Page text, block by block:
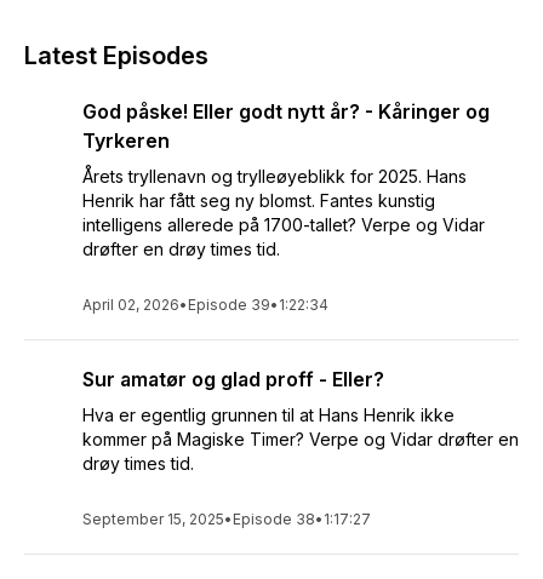
Latest Episodes
God påske! Eller godt nytt år? - Kåringer og
Tyrkeren
Årets tryllenavn og trylleøyeblikk for 2025. Hans
Henrik har fått seg ny blomst. Fantes kunstig
intelligens allerede på 1700-tallet? Verpe og Vidar
drøfter en drøy times tid.
April 02, 2026• Episode 39• 1:22:34
Sur amatør og glad proff - Eller?
Hva er egentlig grunnen til at Hans Henrik ikke
kommer på Magiske Timer? Verpe og Vidar drøfter en
drøy times tid.
September 15, 2025• Episode 38• 1:17:27